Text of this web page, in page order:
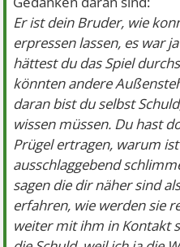
Er ist dein Bruder, wie
erpressen lassen, es war
hättest du das Spiel
könnten andere
daran bist du selbst
wissen müssen. Du hast
Prügel ertragen, warum
ausschlaggebend
sagen die dir näher sind
erfahren, wie werden sie
weiter mit ihm in Kontakt